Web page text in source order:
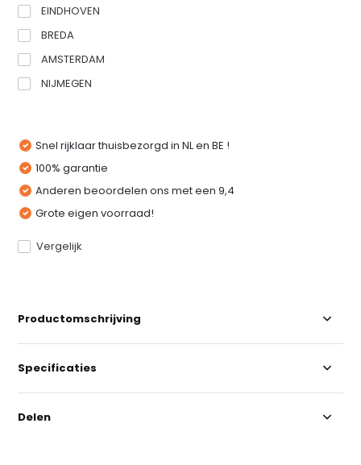
EINDHOVEN
BREDA
AMSTERDAM
NIJMEGEN
Snel rijklaar thuisbezorgd in NL en BE !
100% garantie
Anderen beoordelen ons met een 9,4
Grote eigen voorraad!
Vergelijk
Productomschrijving
Specificaties
Delen